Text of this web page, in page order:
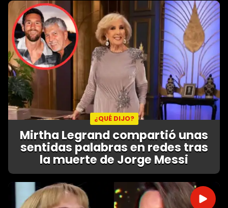
¿QUÉ DIJO?
Mirtha Legrand compartió unas
sentidas palabras en redes tras
la muerte de Jorge Messi